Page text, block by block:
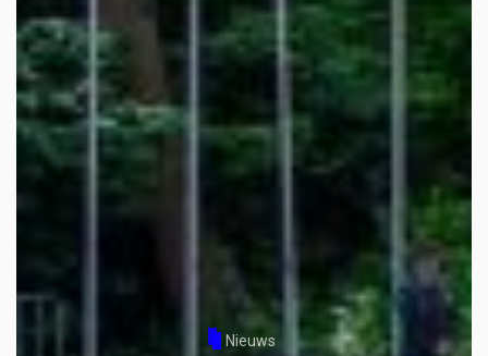
Nieuws